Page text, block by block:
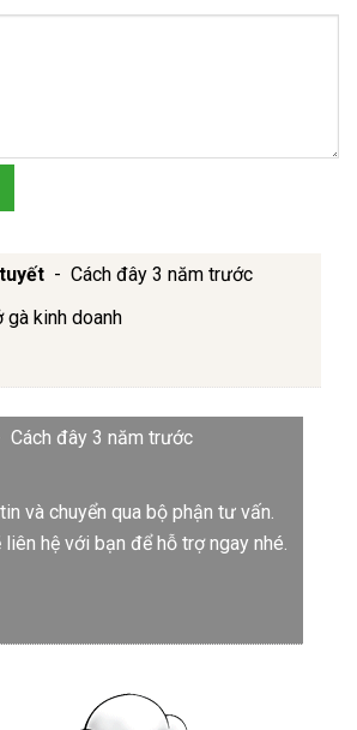
- Cách đây 3 năm trước
gà kinh doanh
Cách đây 3 năm trước
và chuyển qua bộ phận tư vấn.
hệ với bạn để hỗ trợ ngay nhé.